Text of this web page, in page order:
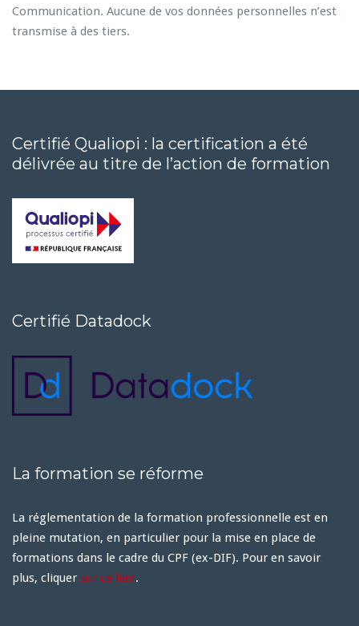
Communication. Aucune de vos données personnelles n’est
transmise à des tiers.
Certifié Qualiopi : la certification a été
délivrée au titre de l’action de formation
Certifié Datadock
La formation se réforme
La réglementation de la formation professionnelle est en
pleine mutation, en particulier pour la mise en place de
formations dans le cadre du CPF (ex-DIF). Pour en savoir
plus, cliquer sur ce lien.